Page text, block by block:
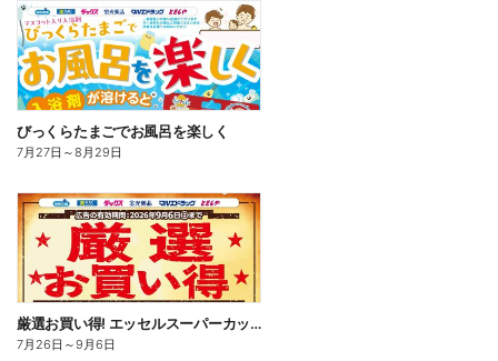
びっくらたまごでお風呂を楽しく
7月27日 ～8月29日
厳選お買い得! エッセルスーパーカップ
7月26日 ～9月6日